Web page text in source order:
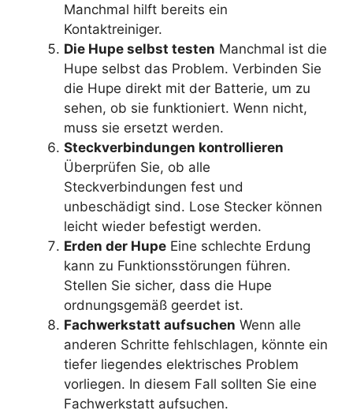
Manchmal hilft bereits ein
Kontaktreiniger.
Die Hupe selbst testen Manchmal ist die
Hupe selbst das Problem. Verbinden Sie
die Hupe direkt mit der Batterie, um zu
sehen, ob sie funktioniert. Wenn nicht,
muss sie ersetzt werden.
Steckverbindungen kontrollieren
Überprüfen Sie, ob alle
Steckverbindungen fest und
unbeschädigt sind. Lose Stecker können
leicht wieder befestigt werden.
Erden der Hupe Eine schlechte Erdung
kann zu Funktionsstörungen führen.
Stellen Sie sicher, dass die Hupe
ordnungsgemäß geerdet ist.
Fachwerkstatt aufsuchen Wenn alle
anderen Schritte fehlschlagen, könnte ein
tiefer liegendes elektrisches Problem
vorliegen. In diesem Fall sollten Sie eine
Fachwerkstatt aufsuchen.